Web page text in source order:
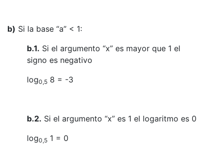
b) Si la base “a” < 1:
b.1. Si el argumento “x” es mayor que 1 el
signo es negativo
log0,5 8 = -3
b.2. Si el argumento “x” es 1 el logaritmo es 0
log0,5 1 = 0